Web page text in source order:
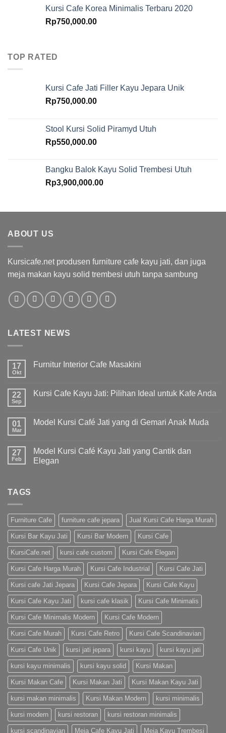
Kursi Cafe Korea Minimalis Terbaru 2020
Rp750,000.00
TOP RATED
Kursi Cafe Jati Filler Kayu Jepara Unik
Rp750,000.00
Stool Kursi Solid Piramyd Utuh
Rp550,000.00
Bangku Balok Kayu Solid Trembesi Utuh
Rp3,900,000.00
ABOUT US
Kursicafe.net produsen furniture cafe kayu jati, dan juga
meja makan kayu solid trembesi utuh tanpa sambung
LATEST NEWS
17
Okt
Furnitur Interior Cafe Masakini
22
Sep
Kursi Cafe Kayu Jati: Pilihan Ideal untuk Kafe Anda
01
Mar
Model Kursi Café Jati yang di Gemari Anak Muda
27
Feb
Model Kursi Café Kayu Jati yang Cantik dan
Elegan
TAGS
Furniture Cafe furniture cafe jepara Jual Kursi Cafe Harga Murah
Kursi Bar Kayu Jati Kursi Bar Modern Kursi Cafe
KursiCafe.net kursi cafe custom Kursi Cafe Elegan
Kursi Cafe Harga Murah Kursi Cafe Industrial Kursi Cafe Jati
Kursi cafe Jati Jepara Kursi Cafe Jepara Kursi Cafe Kayu
Kursi Cafe Kayu Jati kursi cafe klasik Kursi Cafe Minimalis
Kursi Cafe Minimalis Modern Kursi Cafe Modern
Kursi Cafe Murah Kursi Cafe Retro Kursi Cafe Scandinavian
Kursi Cafe Unik kursi jati jepara kursi kayu kursi kayu jati
kursi kayu minimalis kursi kayu solid Kursi Makan
Kursi Makan Cafe Kursi Makan Jati Kursi Makan Kayu Jati
kursi makan minimalis Kursi Makan Modern kursi minimalis
kursi modern kursi restoran kursi restoran minimalis
kursi scandinavian Meja Cafe Kayu Jati Meja Kayu Trembesi